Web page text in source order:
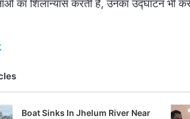
का शिलान्यास करती है, उनका उद्घाटन भी
Boat Sinks In Jhelum River Near